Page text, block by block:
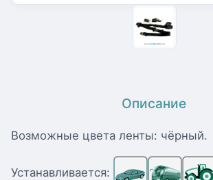
Описание
Возможные цвета ленты: чёрный.
Устанавливается: